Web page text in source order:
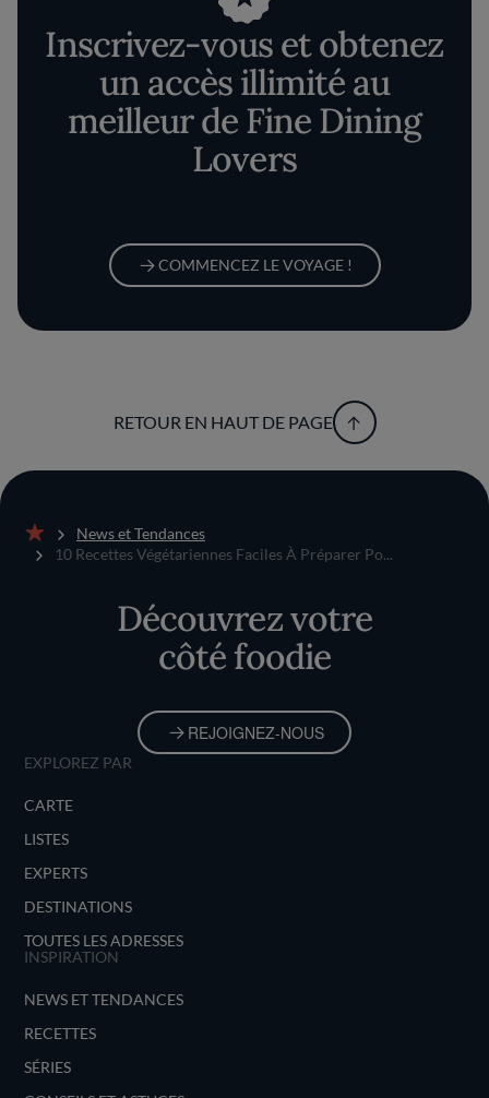
Inscrivez-vous et obtenez
un accès illimité au
meilleur de Fine Dining
Lovers
COMMENCEZ LE VOYAGE !
RETOUR EN HAUT DE PAGE
Accueil
News et Tendances
10 Recettes Végétariennes Faciles À Préparer Po...
Découvrez votre
côté foodie
REJOIGNEZ-NOUS
EXPLOREZ PAR
CARTE
LISTES
EXPERTS
DESTINATIONS
TOUTES LES ADRESSES
INSPIRATION
NEWS ET TENDANCES
RECETTES
SÉRIES